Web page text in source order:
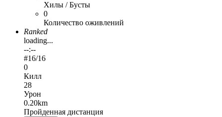
Хилы / Бусты
0
Количество оживлений
Ranked
loading...
--:--
#16/16
0
Килл
28
Урон
0.20km
Пройденная дистанция